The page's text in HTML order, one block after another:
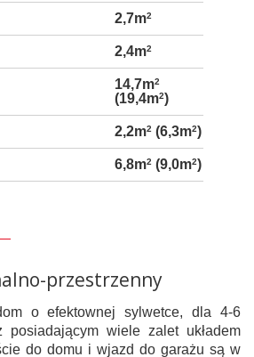
2,7m2
2,4m2
14,7m2
(19,4m2)
2,2m2(6,3m2)
6,8m2(9,0m2)
przestrzenny
o efektownej sylwetce, dla 4-6
posiadającym wiele zalet układem
do domu i wjazd do garażu są w